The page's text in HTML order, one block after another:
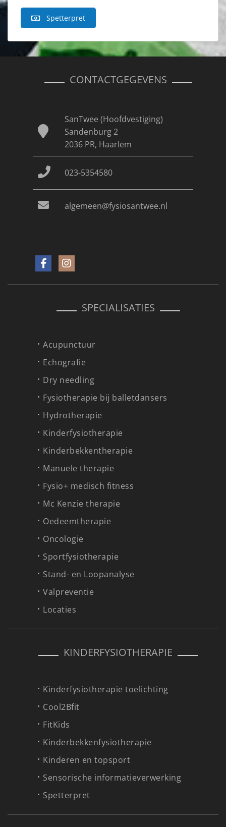
Spetterpret
CONTACTGEGEVENS
SanTwee (Hoofdvestiging)
Sandenburg 2
2036 PR, Haarlem
023-5354580
algemeen@fysiosantwee.nl
SPECIALISATIES
Acupunctuur
Echografie
Dry needling
Fysiotherapie bij balletdansers
Hydrotherapie
Kinderfysiotherapie
Kinderbekkentherapie
Manuele therapie
Fysio+ medisch fitness
Mc Kenzie therapie
Oedeemtherapie
Oncologie
Sportfysiotherapie
Stand- en Loopanalyse
Valpreventie
Locaties
KINDERFYSIOTHERAPIE
Kinderfysiotherapie toelichting
Cool2Bfit
FitKids
Kinderbekkenfysiotherapie
Kinderen en topsport
Sensorische informatieverwerking
Spetterpret